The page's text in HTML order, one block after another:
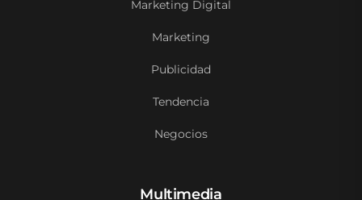
Marketing Digital
Marketing
Publicidad
Tendencia
Negocios
Multimedia